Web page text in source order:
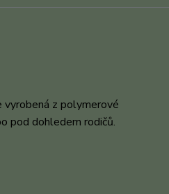
vyrobená z polymerové
pod dohledem rodičů.